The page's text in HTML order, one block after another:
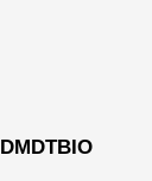
DMDTBIO